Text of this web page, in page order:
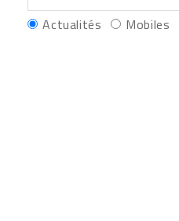
Actualités Mobiles